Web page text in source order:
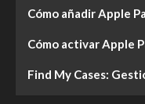
Cómo añadir Apple
Cómo activar Apple
Find My Cases: